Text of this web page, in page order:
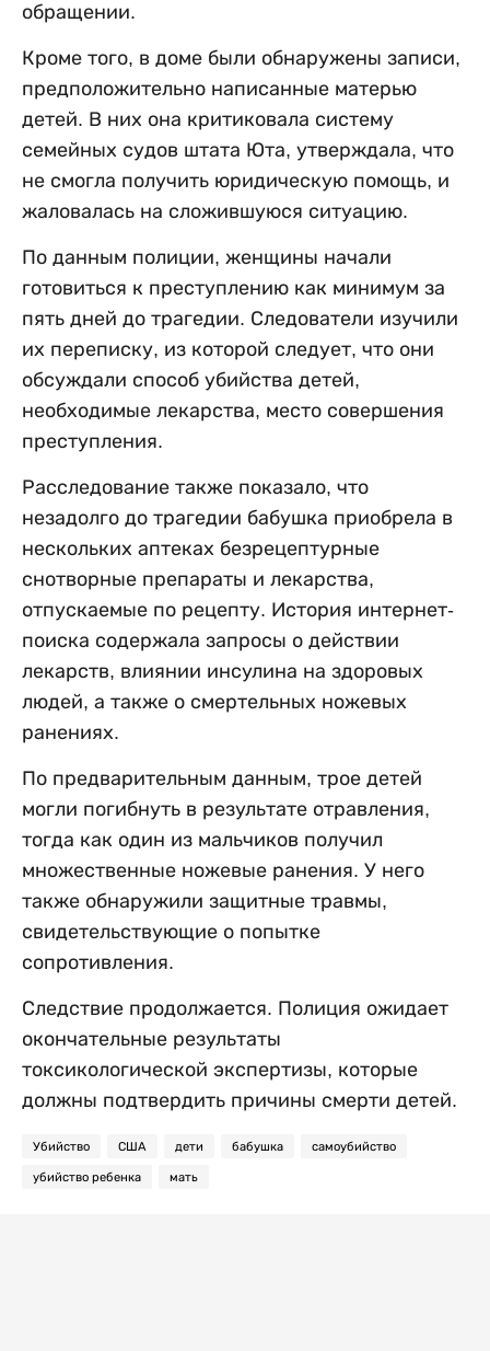
обращении.
Кроме того, в доме были обнаружены записи,
предположительно написанные матерью
детей. В них она критиковала систему
семейных судов штата Юта, утверждала, что
не смогла получить юридическую помощь, и
жаловалась на сложившуюся ситуацию.
По данным полиции, женщины начали
готовиться к преступлению как минимум за
пять дней до трагедии. Следователи изучили
их переписку, из которой следует, что они
обсуждали способ убийства детей,
необходимые лекарства, место совершения
преступления.
Расследование также показало, что
незадолго до трагедии бабушка приобрела в
нескольких аптеках безрецептурные
снотворные препараты и лекарства,
отпускаемые по рецепту. История интернет-
поиска содержала запросы о действии
лекарств, влиянии инсулина на здоровых
людей, а также о смертельных ножевых
ранениях.
По предварительным данным, трое детей
могли погибнуть в результате отравления,
тогда как один из мальчиков получил
множественные ножевые ранения. У него
также обнаружили защитные травмы,
свидетельствующие о попытке
сопротивления.
Следствие продолжается. Полиция ожидает
окончательные результаты
токсикологической экспертизы, которые
должны подтвердить причины смерти детей.
Убийство США дети бабушка самоубийство
убийство ребенка мать